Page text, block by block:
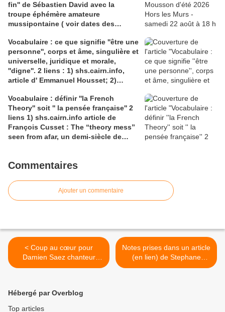
fin'' de Sébastien David avec la
troupe éphémère amateure
mussipontaine ( voir dates des
dramaturgie Lola Molina à l’Espace
Saint-Laurent, Pont-à-Mousson 2
liens : 1) lien meec.org; 2)
lemeac.com
Vocabulaire : ce que signifie ''être une
personne'', corps et âme, singulière et
universelle, juridique et morale,
''digne''. 2 liens : 1) shs.cairn.info,
article d' Emmanuel Housset; 2)
Julian Roche
Vocabulaire : définir ''la French
Theory'' soit '' la pensée française'' 2
liens 1) shs.cairn.info article de
François Cusset : The “theory mess”
seen from afar, un demi-siècle de
l'émancipation...'', François Cusset
Commentaires
Ajouter un commentaire
< Coup au cœur pour
Damien Saez chanteur
paradoxal, engagé, en
partout où il se produit -
avec son nouvel album
Notes prises dans un article
(en lien) de Stephane
Nowak qui éclaire la relation
Hébergé par Overblog
Top articles